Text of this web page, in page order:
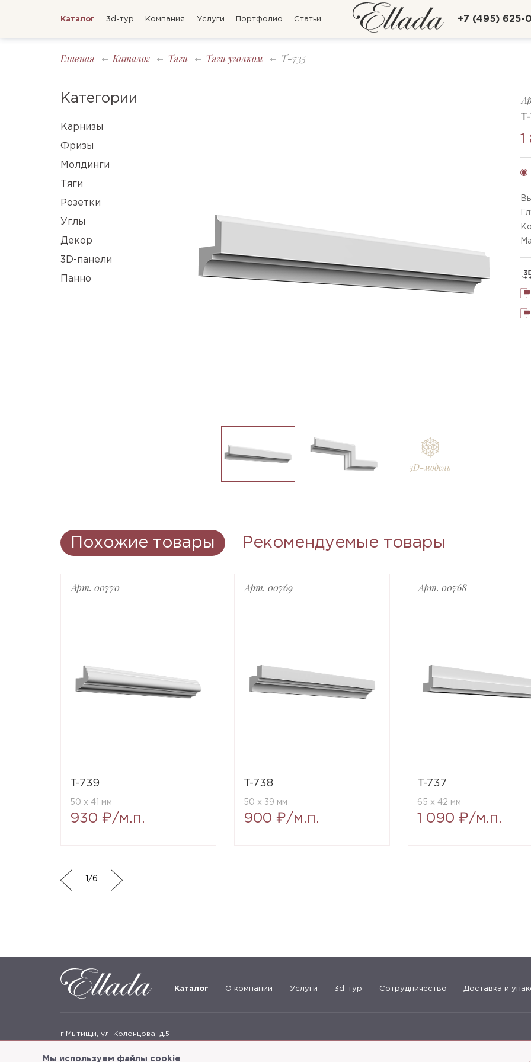
Мы используем файлы cookie
Каталог 3d-тур Компания Услуги Портфолио Статьи +7 (495) 625-
Главная Каталог Тяги Тяги уголком T-735
Категории
Карнизы
Фризы
Молдинги
Тяги
Розетки
Углы
Декор
3D-панели
Панно
3D-модель
1
Похожие товары Рекомендуемые товары
Арт. 00770
T-739
50 x 41 мм
930 ₽/м.п.
Арт. 00769
T-738
50 x 39 мм
900 ₽/м.п.
Арт. 00768
T-737
65 x 42 мм
1 090 ₽/м.п.
/6
Каталог О компании Услуги 3d-тур Сотрудничество Доставка и
г.Мытищи, ул. Колонцова, д.5
+7(495) 625-05-50 +7 (495) 637-68-07